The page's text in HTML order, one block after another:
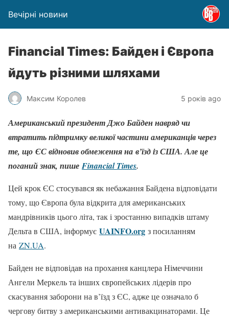
Вечірні новини
Financial Times: Байден і Європа
йдуть різними шляхами
Максим Королев 5 років ago
Американський президент Джо Байден навряд чи
втратить підтримку великої частини американців через
те, що ЄС відновив обмеження на в’їзд із США. Але це
поганий знак, пишеFinancial Times.
Цей крок ЄС стосувався як небажання Байдена відповідати
тому, що Європа була відкрита для американських
мандрівників цього літа, так і зростанню випадків штаму
Дельта в США, інформує UAINFO.org з посиланням
на ZN.UA.
Байден не відповідав на прохання канцлера Німеччини
Ангели Меркель та інших європейських лідерів про
скасування заборони на в’їзд з ЄС, адже це означало б
чергову битву з американськими антивакцинаторами. Це